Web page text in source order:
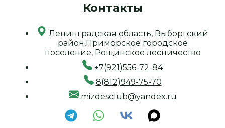
Контакты
Ленинградская область, Выборгский
район,Приморское городское
поселение, Рощинское лесничество
+7(921)556-72-84
8(812)949-75-70
mizdesclub@yandex.ru